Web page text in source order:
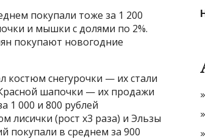
покупали тоже за 1 200
и мышки с долями по 2%.
покупают новогодние
снегурочки — их стали
шапочки — их продажи
1 000 и 800 рублей
лисички (рост х3 раза) и Эльзы
покупали в среднем за 900